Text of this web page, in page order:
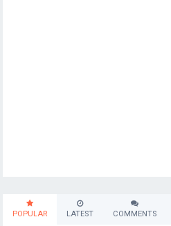
POPULAR LATEST COMMENTS